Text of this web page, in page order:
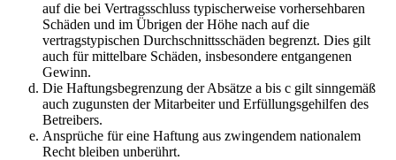
auf die bei Vertragsschluss typischerweise vorhersehbaren
Schäden und im Übrigen der Höhe nach auf die
vertragstypischen Durchschnittsschäden begrenzt. Dies gilt
auch für mittelbare Schäden, insbesondere entgangenen
Gewinn.
Die Haftungsbegrenzung der Absätze a bis c gilt sinngemäß
auch zugunsten der Mitarbeiter und Erfüllungsgehilfen des
Betreibers.
Ansprüche für eine Haftung aus zwingendem nationalem
Recht bleiben unberührt.